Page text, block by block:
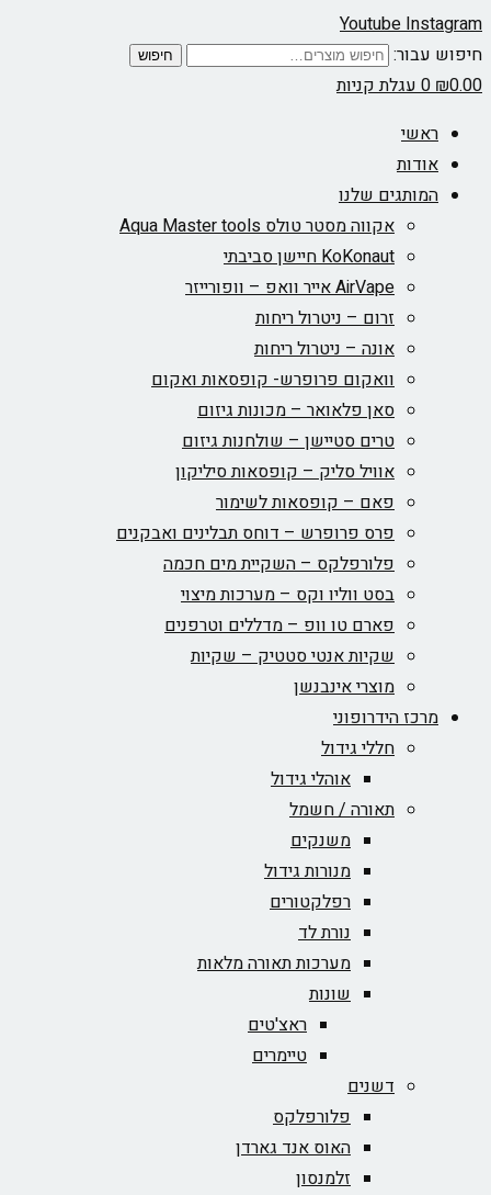
YoutubeInstagram
חיפוש עבור:
חיפוש
₪0.00
0עגלת קניות
ראשי
אודות
המותגים שלנו
אקווה מסטר טולס Aqua Master tools
KoKonaut חיישן סביבתי
AirVape אייר וואפ – וופורייזר
זרום – ניטרול ריחות
אונה – ניטרול ריחות
וואקום פרופרש- קופסאות ואקום
סאן פלאואר – מכונות גיזום
טרים סטיישן – שולחנות גיזום
אוויל סליק – קופסאות סיליקון
פאם – קופסאות לשימור
פרס פרופרש – דוחס תבלינים ואבקנים
פלורפלקס – השקיית מים חכמה
בסט ווליו וקס – מערכות מיצוי
פארם טו וופ – מדללים וטרפנים
שקיות אנטי סטטיק – שקיות
מוצרי אינבנשן
מרכז הידרופוני
חללי גידול
אוהלי גידול
תאורה / חשמל
משנקים
מנורות גידול
רפלקטורים
נורת לד
מערכות תאורה מלאות
שונות
ראצ'טים
טיימרים
דשנים
פלורפלקס
האוס אנד גארדן
זלמנסון